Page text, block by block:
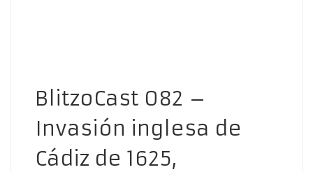
BlitzoCast 082 –
Invasión inglesa de
Cádiz de 1625,